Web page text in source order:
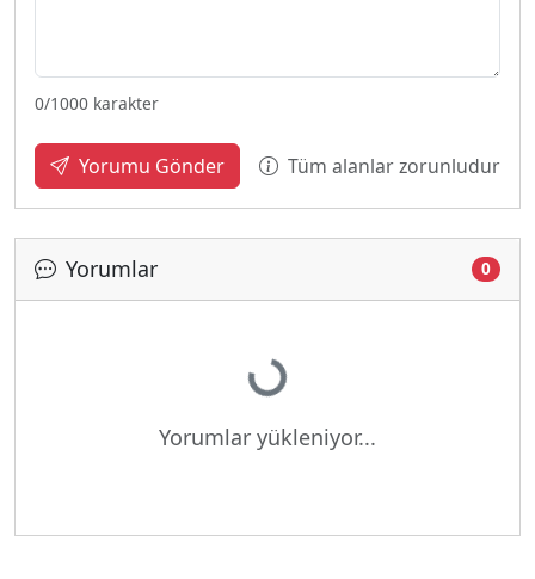
0/1000 karakter
Yorumu Gönder Tüm alanlar zorunludur
Yorumlar 0
Yükleniyor...
Yorumlar yükleniyor...